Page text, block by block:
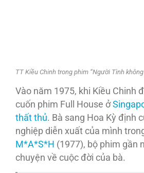
TT Kiều Chinh trong phim “Người Tình
Vào năm 1975, khi Kiều Chinh
cuốn phim Full House ở
thất thủ. Bà sang Hoa Kỳ định
nghiệp diễn xuất của mình
M*A*S*H (1977), bộ phim gần
chuyện về cuộc đời của bà.